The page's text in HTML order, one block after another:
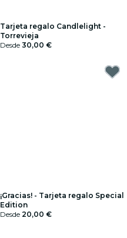
Tarjeta regalo Candlelight -
Torrevieja
Desde 30,00 €
¡Gracias! - Tarjeta regalo Special
Edition
Desde 20,00 €